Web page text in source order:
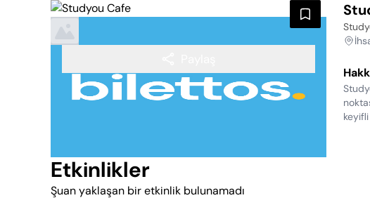
Etkinlikler
Şuan yaklaşan bir etkinlik bulunamadı